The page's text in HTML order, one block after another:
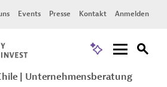
Events Presse Kontakt Anmelden
Unternehmensberatung